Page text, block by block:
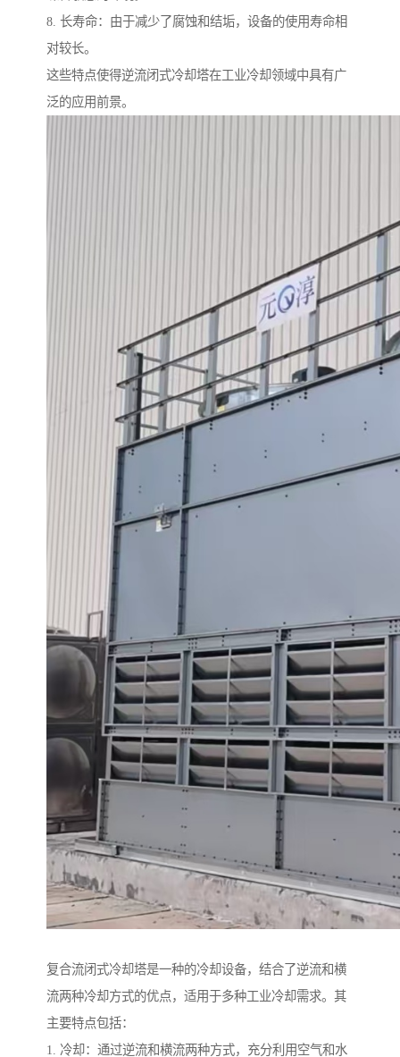
8. 长寿命：由于减少了腐蚀和结垢，设备的使用寿命相
对较长。
这些特点使得逆流闭式冷却塔在工业冷却领域中具有广
泛的应用前景。
复合流闭式冷却塔是一种的冷却设备，结合了逆流和横
流两种冷却方式的优点，适用于多种工业冷却需求。其
主要特点包括：
1. 冷却：通过逆流和横流两种方式，充分利用空气和水